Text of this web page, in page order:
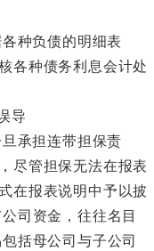
种负债的明细表
各种债务利息会计处
导
承担连带担保责
尽管担保无法在报表
在报表说明中予以披
司资金，往往名目
括母公司与子公司